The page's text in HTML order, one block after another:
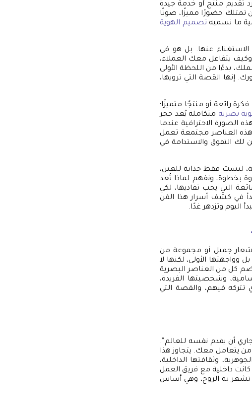
تقديم منتج أو خدمة جيدة
تمتلك حضورًا مميزًا، صوتًا
ما نسميه تصميم الهوية
عنها. بل هو في
وكيف يتفاعل معك العملاء،
بدءًا من اللحظة الأولى
إنها القصة التي ترويها،
رائعة أو منتجًا متميزًا؛
بصرية متكاملة يُعد حجر
الصورة الاحترافية عندما
العناصر مجتمعة تعمل
لك التفوق والاستدامة في
ليست فقط جذابة للعين،
بخطوة، ونفهم لماذا تُعد
التي يجب تفاديها، لكي
في كشف أسرار هذا الفن
اليوم وتزدهر غدًا.
شعار جميل أو مجموعة من
وواجهتها الأولى، لكنها لا
كل من العناصر البصرية
وشخصيتها الفريدة،
تتركه فيهم، والقصة التي
أن يقدم نفسه للعالم”.
من يتعامل معك. يتجاوز هذا
وثقافتها الداخلية،
داخلية مع فريق العمل
تشعر به الروح، وهي أساس